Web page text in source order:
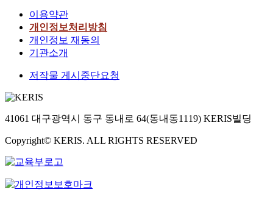
이용약관
개인정보처리방침
개인정보 재동의
기관소개
저작물 게시중단요청
41061 대구광역시 동구 동내로 64(동내동1119) KERIS빌딩
Copyright© KERIS. ALL RIGHTS RESERVED